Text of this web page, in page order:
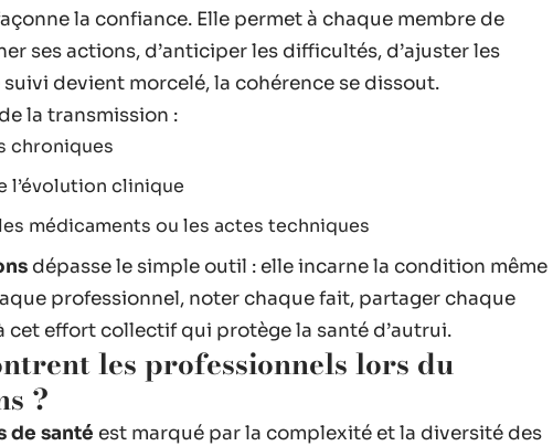
la confiance. Elle permet à chaque membre de
ses actions, d’anticiper les difficultés, d’ajuster les
devient morcelé, la cohérence se dissout.
la transmission :
chroniques
l’évolution clinique
médicaments ou les actes techniques
dépasse le simple outil : elle incarne la condition même
professionnel, noter chaque fait, partager chaque
cet effort collectif qui protège la santé d’autrui.
les professionnels lors du
?
de santé est marqué par la complexité et la diversité des